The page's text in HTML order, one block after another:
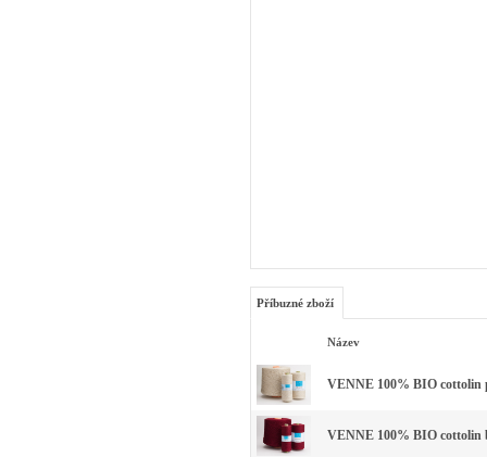
Příbuzné zboží
Název
VENNE 100% BIO cottolin
VENNE 100% BIO cottolin